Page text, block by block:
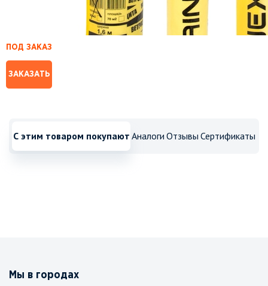
ПОД ЗАКАЗ
ЗАКАЗАТЬ
С этим товаром покупают Аналоги Отзывы Сертификаты
Мы в городах